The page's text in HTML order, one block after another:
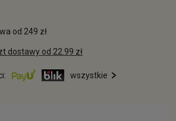
od 249 zł
dostawy od 22.99 zł
wszystkie